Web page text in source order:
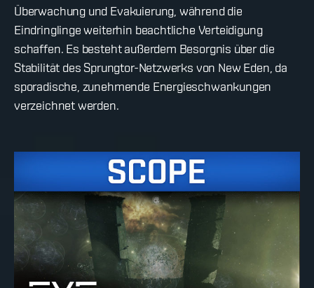
Überwachung und Evakuierung, während die
Eindringlinge weiterhin beachtliche Verteidigung
schaffen. Es besteht außerdem Besorgnis über die
Stabilität des Sprungtor-Netzwerks von New Eden, da
sporadische, zunehmende Energieschwankungen
verzeichnet werden.